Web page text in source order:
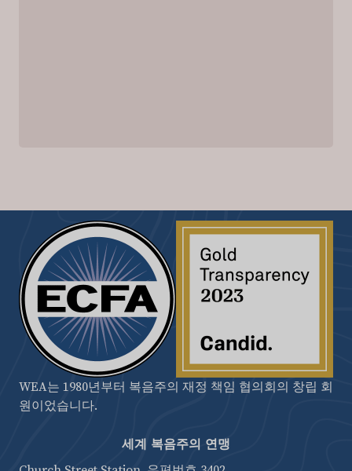
WEA는 1980년부터 복음주의 재정 책임 협의회의 창립 회
원이었습니다.
세계 복음주의 연맹